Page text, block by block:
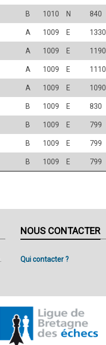
B 1010 N 840
A 1009 E 1330
A 1009 E 1190
A 1009 E 1110
A 1009 E 1090
B 1009 E 830
B 1009 E 799
B 1009 E 799
B 1009 E 799
NOUS CONTACTER
Qui contacter ?